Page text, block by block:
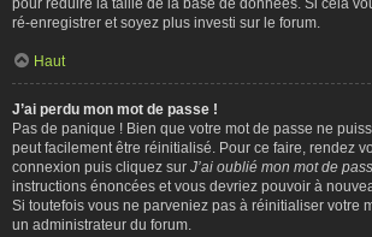
ré-enregistrer et soyez plus investi sur le forum.
Haut
J’ai perdu mon mot de passe !
Pas de panique ! Bien que votre mot de passe ne
peut facilement être réinitialisé. Pour ce faire, rendez
connexion puis cliquez sur J’ai oublié mon mot de
instructions énoncées et vous devriez pouvoir à
Si toutefois vous ne parveniez pas à réinitialiser votre
un administrateur du forum.